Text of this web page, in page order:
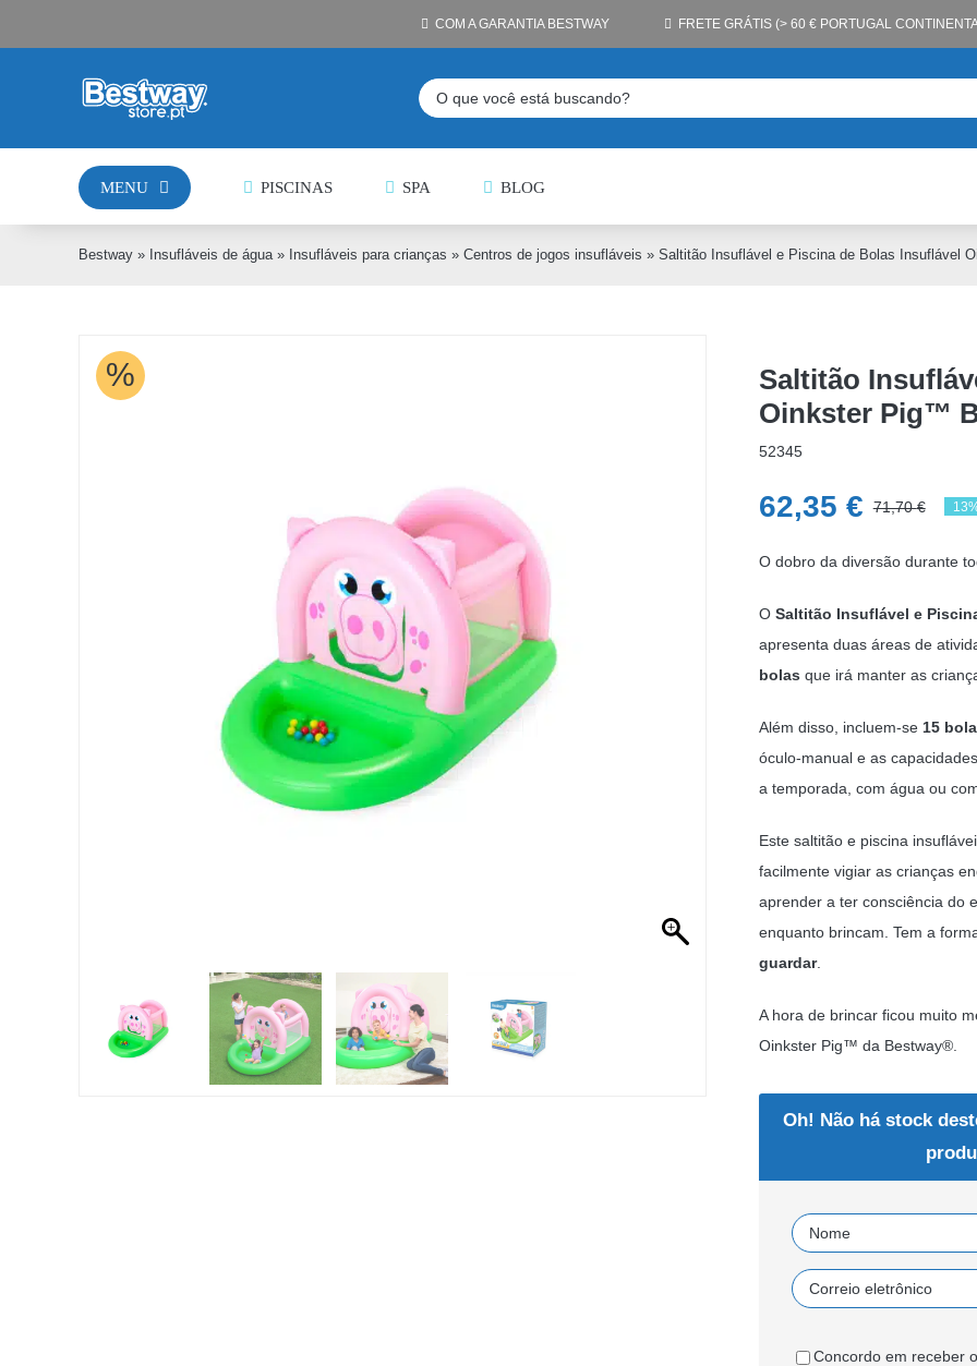
to
PISCINAS SPA BLOG
MENU
COM A GARANTIA BESTWAY FRETE GRÁTIS (> 60 € PORTUGAL
Pesquisar
Bestway» Insufláveis de água» Insufláveis para crianças » Centros de jogos insufláveis » Saltitão Insuflável e Piscina de Bolas Insuflável
%
Saltitão
Oinkster Pig™
52345
71,70€O
62,35 €
O
é:
O dobro da diversão durante
O Saltitão Insuflável e
apresenta duas áreas de
bolas que irá manter as
Além disso, incluem-se 15
óculo-manual e as
a temporada, com água ou
Este saltitão e piscina
facilmente vigiar as crianças
aprender a ter consciência do
enquanto brincam. Tem a
guardar.
A hora de brincar ficou muito
Oinkster Pig™ da Bestway®.
Oh! Não há stock
Concordo em receber